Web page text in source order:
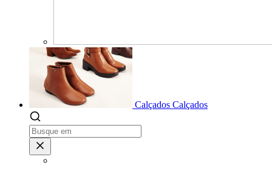
Calçados Calçados